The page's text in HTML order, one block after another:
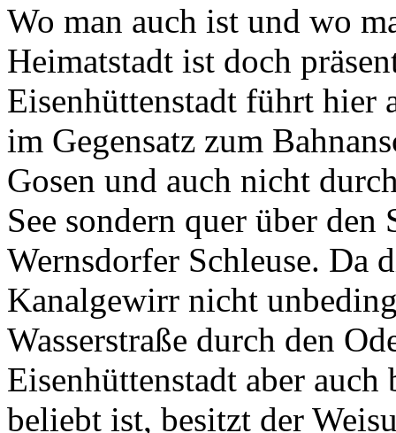
Wo man auch ist und wo
Heimatstadt ist doch
Eisenhüttenstadt führt hier
im Gegensatz zum
Gosen und auch nicht
See sondern quer über
Wernsdorfer Schleuse. Da
Kanalgewirr nicht
Wasserstraße durch den
Eisenhüttenstadt aber
beliebt ist, besitzt der